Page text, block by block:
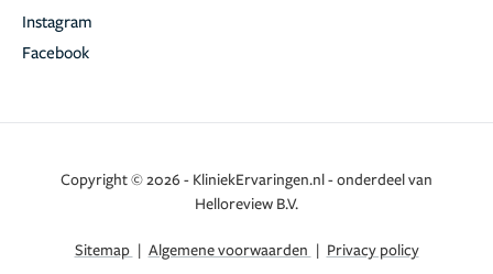
Facebook
Instagram
Copyright © 2026 - KliniekErvaringen.nl - onderdeel van
Helloreview B.V.
Sitemap | Algemene voorwaarden | Privacy policy